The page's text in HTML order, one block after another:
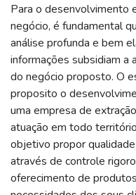
Para o desenvolvimento
negócio, é fundamental
análise profunda e bem
informações subsidiam a
do negócio proposto. O
proposito o
uma empresa de
atuação em todo
objetivo propor
através de controle
oferecimento de